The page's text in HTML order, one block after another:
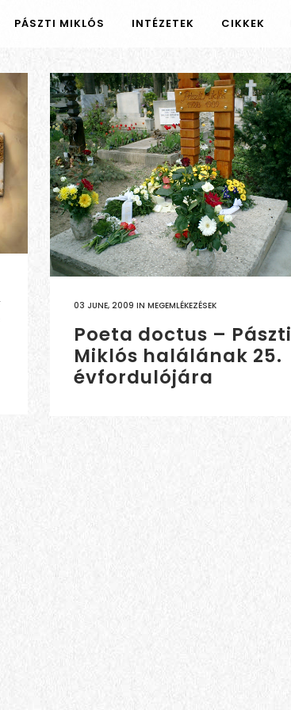
PÁSZTI MIKLÓS INTÉZETEK CIKKEK
03 JUNE, 2009 IN MEGEMLÉKEZÉSEK
Poeta doctus – Pászti
Miklós halálának 25.
évfordulójára